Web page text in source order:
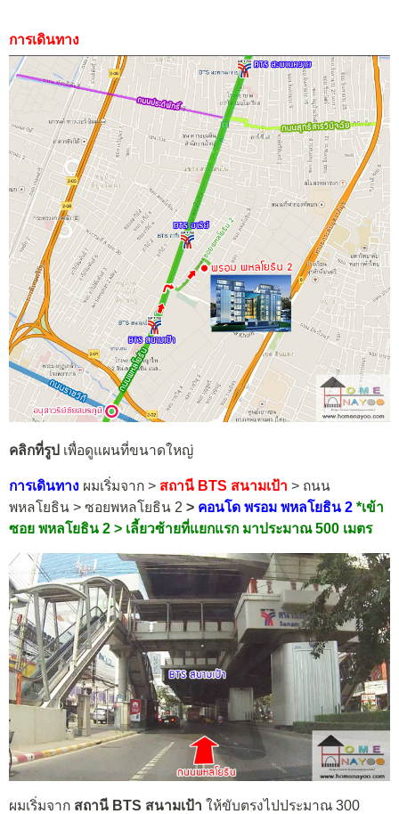
การเดินทาง
คลิกที่รูป เพื่อดูแผนที่ขนาดใหญ่
การเดินทาง ผมเริ่มจาก > สถานี BTS สนามเป้า > ถนน
พหลโยธิน > ซอยพหลโยธิน 2 > คอนโด พรอม พหลโยธิน 2 *เข้า
ซอย พหลโยธิน 2 > เลี้ยวซ้ายที่แยกแรก มาประมาณ 500 เมตร
ผมเริ่มจาก สถานี BTS สนามเป้า ให้ขับตรงไปประมาณ 300